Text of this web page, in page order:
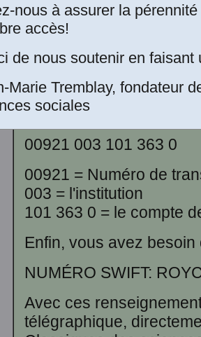
Banque royale du
succursale principale
106 rue Racine Est
Chicoutimi (Qc) GYH
Numéro du compte
00921 003 101 363 0
00921 = Numéro de
003 = l'institution
101 363 0 = le compte
Enfin, vous avez besoin
NUMÉRO SWIFT:
Avec ces
télégraphique,
nous à assurer la
accès!
de nous soutenir en faisant
Marie Tremblay, fondateur
sociales